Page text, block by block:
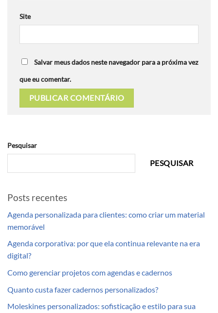
Site
Salvar meus dados neste navegador para a próxima vez
que eu comentar.
Pesquisar
PESQUISAR
Posts recentes
Agenda personalizada para clientes: como criar um material
memorável
Agenda corporativa: por que ela continua relevante na era
digital?
Como gerenciar projetos com agendas e cadernos
Quanto custa fazer cadernos personalizados?
Moleskines personalizados: sofisticação e estilo para sua